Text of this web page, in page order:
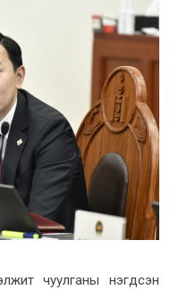
чуулганы нэгдсэн